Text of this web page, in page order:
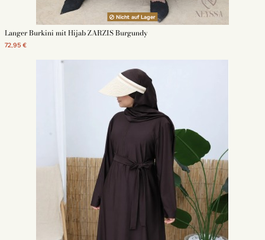
Nicht auf Lager
Langer Burkini mit Hijab ZARZIS Burgundy
72,95 €